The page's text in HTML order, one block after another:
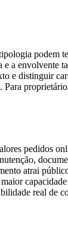
podem
a envolvente
e distinguir
Para
pedidos
atrai
real de